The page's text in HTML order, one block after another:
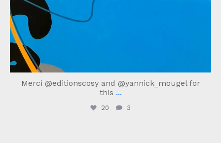
Merci @editionscosy and @yannick_mougel for
this ...
20 3